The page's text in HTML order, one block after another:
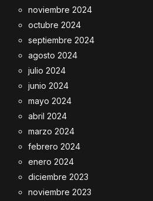
noviembre 2024
octubre 2024
septiembre 2024
agosto 2024
julio 2024
junio 2024
mayo 2024
abril 2024
marzo 2024
febrero 2024
enero 2024
diciembre 2023
noviembre 2023